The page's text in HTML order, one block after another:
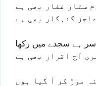
ستار غفار بھی ہے
گنہگار بھی ہے
سر ہے سجدے میں رکھا
آج اقرار بھی ہے
موڑ کر آ گیا ہوں